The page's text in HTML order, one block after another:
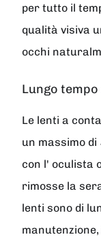
per tutto il
qualità visiva
occhi
Lungo
Le lenti a
un massimo di
con l' oculista
rimosse la
lenti sono di